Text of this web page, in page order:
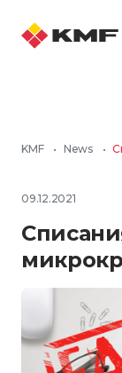
KMF • News •
09.12.2021